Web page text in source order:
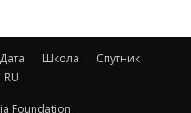
Дата Школа
Спутник
RU
Foundation